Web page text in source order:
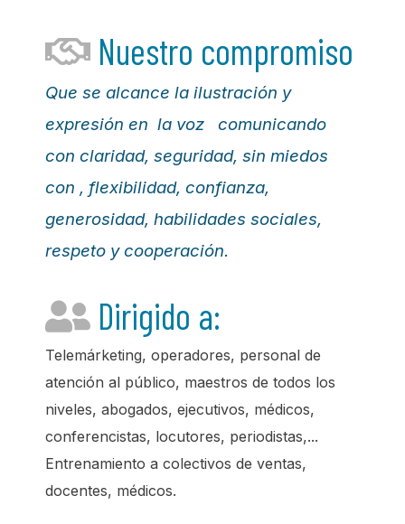
Nuestro compromiso
Que se alcance la ilustración y
expresión en la voz comunicando
con claridad, seguridad, sin miedos
con , flexibilidad, confianza,
generosidad, habilidades sociales,
respeto y cooperación.
Dirigido a:
Telemárketing, operadores, personal de
atención al público, maestros de todos los
niveles, abogados, ejecutivos, médicos,
conferencistas, locutores, periodistas,...
Entrenamiento a colectivos de ventas,
docentes, médicos.